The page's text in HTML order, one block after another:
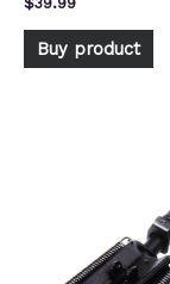
Buy product